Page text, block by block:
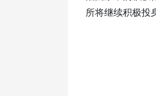
所将继续积极投